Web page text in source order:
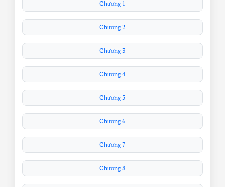
Chương 1
Chương 2
Chương 3
Chương 4
Chương 5
Chương 6
Chương 7
Chương 8